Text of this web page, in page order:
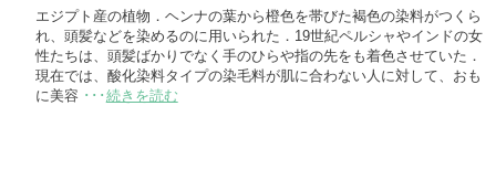
エジプト産の植物．ヘンナの葉から橙色を帯びた褐色の染料がつくら
れ、頭髪などを染めるのに用いられた．19世紀ペルシャやインドの女
性たちは、頭髪ばかりでなく手のひらや指の先をも着色させていた．
現在では、酸化染料タイプの染毛料が肌に合わない人に対して、おも
に美容 ･･･ 続きを読む